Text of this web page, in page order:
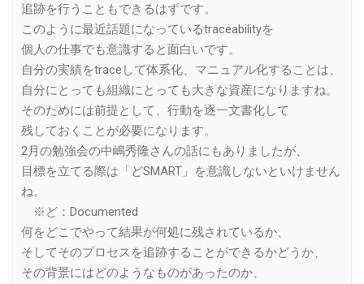
追跡を行うこともできるはずです。
このように最近話題になっているtraceabilityを
個人の仕事でも意識すると面白いです。
自分の実績をtraceして体系化、マニュアル化することは、
自分にとっても組織にとっても大きな資産になりますね。
そのためには前提として、行動を逐一文書化して
残しておくことが必要になります。
2月の勉強会の中嶋秀隆さんの話にもありましたが、
目標を立てる際は「どSMART」を意識しないといけません
ね。
※ど：Documented
何をどこでやって結果が何処に残されているか、
そしてそのプロセスを追跡することができるかどうか、
その背景にはどのようなものがあったのか、